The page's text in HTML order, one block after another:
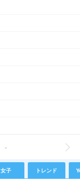
女子 トレンド